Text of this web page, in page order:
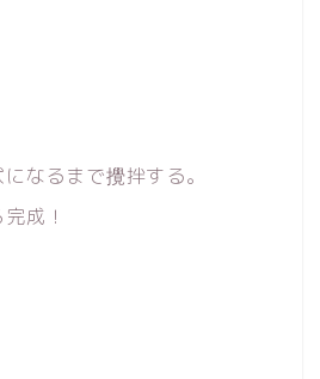
なるまで攪拌する。
成！